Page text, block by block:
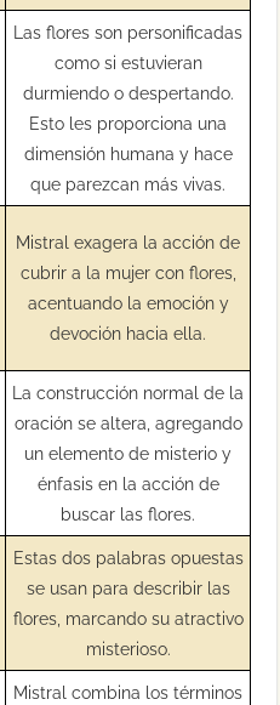
Las flores son personificadas
como si estuvieran
durmiendo o despertando.
Esto les proporciona una
dimensión humana y hace
que parezcan más vivas.
Mistral exagera la acción de
cubrir a la mujer con flores,
acentuando la emoción y
devoción hacia ella.
La construcción normal de la
oración se altera, agregando
un elemento de misterio y
énfasis en la acción de
buscar las flores.
Estas dos palabras opuestas
se usan para describir las
flores, marcando su atractivo
misterioso.
Mistral combina los términos